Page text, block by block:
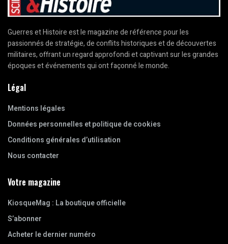
Guerres et Histoire est le magazine de référence pour les
passionnés de stratégie, de conflits historiques et de découvertes
militaires, offrant un regard approfondi et captivant sur les grandes
époques et événements qui ont façonné le monde.
Légal
Mentions légales
Données personnelles et politique de cookies
Conditions générales d’utilisation
Nous contacter
Votre magazine
KiosqueMag : La boutique officielle
S’abonner
Acheter le dernier numéro